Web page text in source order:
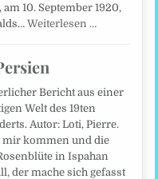
10. September 1920,
Weiterlesen …
Bericht aus einer
Welt des 19ten
Autor: Loti, Pierre.
mir kommen und die
in Ispahan
der mache sich gefasst